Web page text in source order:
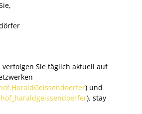
Sie täglich aktuell auf
) und
). stay